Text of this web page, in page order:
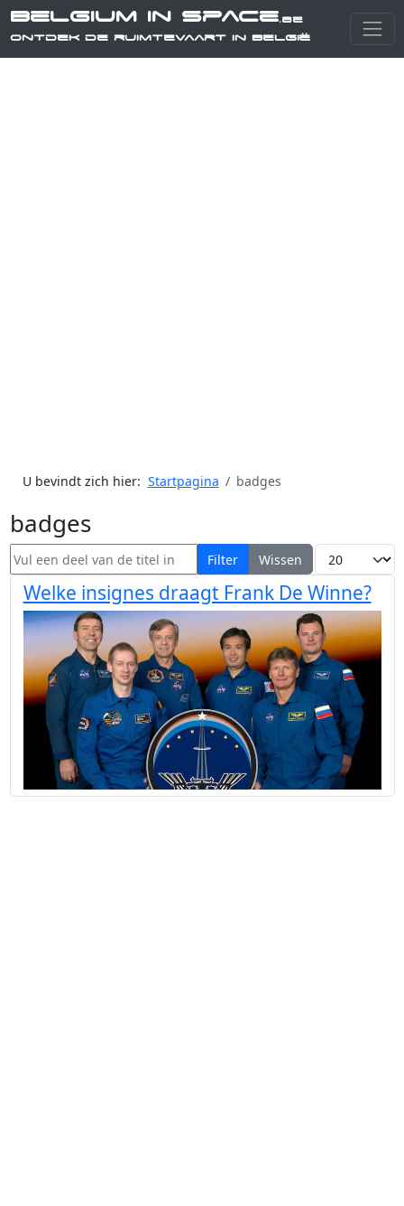
Belgium in Space.be
Ontdek de ruimtevaart in België
U bevindt zich hier: Startpagina badges
badges
Vul een deel van de titel in Filter Wissen Toon #
Welke insignes draagt Frank De Winne?